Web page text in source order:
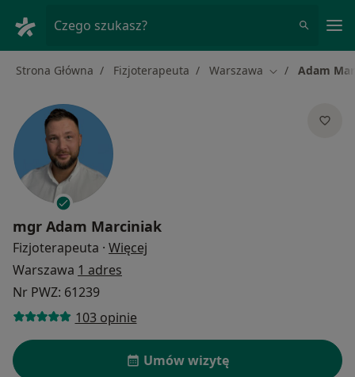
Czego szukasz?
Strona Główna Fizjoterapeuta Warszawa Zmień miasto
Adam
mgr Adam Marciniak
Fizjoterapeuta · Więcej
Warszawa 1 adres
Nr PWZ: 61239
103 opinie
Umów wizytę